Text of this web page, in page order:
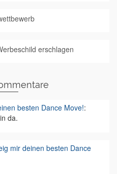
erschlagen
besten Dance Move!:
da.
mir deinen besten Dance